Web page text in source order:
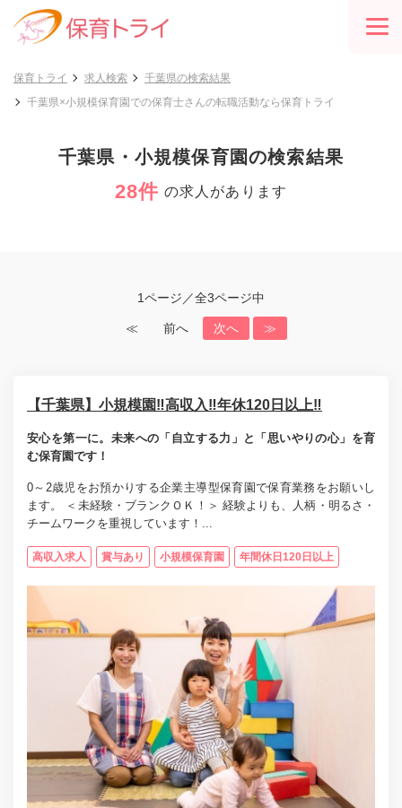
保育トライ 求人検索
千葉県の検索結果
千葉県×小規模保育園での保育士さんの転職活動なら保育トライ
千葉県・小規模保育園の検索結果
28件 の求人があります
1ページ／全3ページ中
≪ 前へ 次へ ≫
【千葉県】小規模園‼高収入‼年休120日以上‼
安心を第一に。未来への「自立する力」と「思いやりの心」を育
む保育園です！
0～2歳児をお預かりする企業主導型保育園で保育業務をお願いし
ます。 ＜未経験・ブランクＯＫ！＞ 経験よりも、人柄・明るさ・
チームワークを重視しています！...
高収入求人 賞与あり 小規模保育園 年間休日120日以上